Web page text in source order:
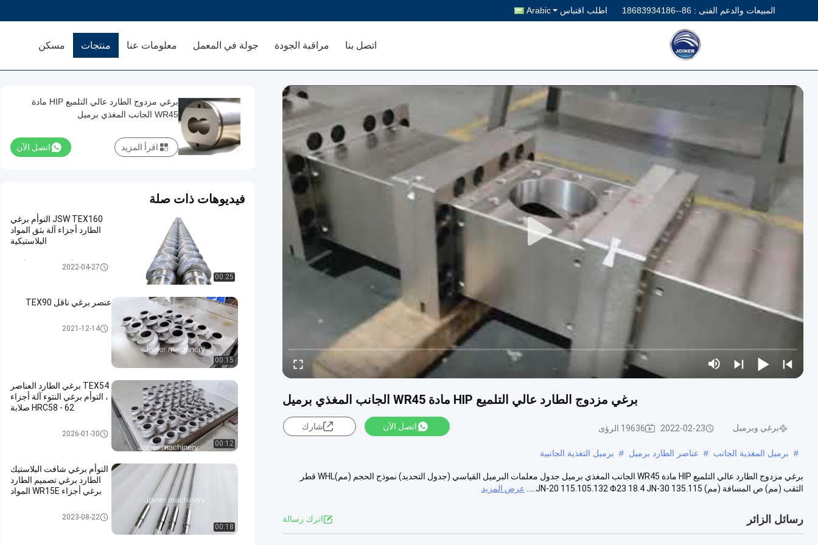
المبيعات والدعم الفنى : 86--18683934186 اطلب اقتباس Arabic
مسكن منتجات معلومات عنا جولة في المعمل مراقبة الجودة اتصل بنا
برغي مزدوج الطارد عالي التلميع HIP مادة WR45 الجانب المغذي برميل
برغي وبرميل 2022-02-23 19636 الرؤى اتصل الآن شارك
# برميل المغذية الجانب # عناصر الطارد برميل # برميل التغذية الجانبية
برغي مزدوج الطارد عالي التلميع HIP مادة WR45 الجانب المغذي برميل جدول معلمات البرميل القياسي (جدول التحديد) نموذج الحجم (مم)WHL قطر
الثقب (مم) ص المسافة (مم) JN-20 115.105.132 Φ23 18.4 JN-30 135.115.....
عرض المزيد
رسائل الزائر اترك رسالة
برغي مزدوج الطارد عالي التلميع HIP مادة
WR45 الجانب المغذي برميل
اتصل الآن اقرأ المزيد
فيديوهات ذات صلة
00:25
JSW TEX160 التوأم برغي
الطارد أجزاء آلة بثق المواد
البلاستيكية
التوأم برغي الطارد أجزاء
2022-04-27
00:15
عنصر برغي ناقل TEX90
كونفي برغي العنصر
2021-12-14
00:12
TEX54 برغي الطارد العناصر
، التوأم برغي النتوء آلة أجزاء
HRC58 - 62 صلابة
2026-01-30
00:18
التوأم برغي شافت البلاستيك
الطارد برغي تصميم الطارد
برغي أجزاء WR15E المواد
2023-08-22